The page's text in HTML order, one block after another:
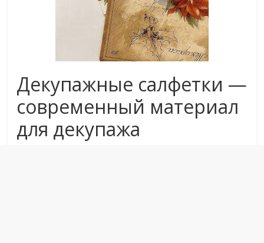
Декупажные салфетки —
современный материал
для декупажа